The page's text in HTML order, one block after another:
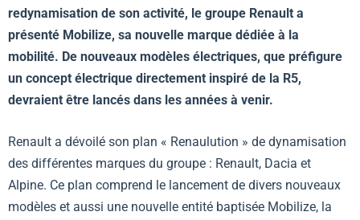
redynamisation de son activité, le groupe Renault a
présenté Mobilize, sa nouvelle marque dédiée à la
mobilité. De nouveaux modèles électriques, que préfigure
un concept électrique directement inspiré de la R5,
devraient être lancés dans les années à venir.
Renault a dévoilé son plan « Renaulution » de dynamisation
des différentes marques du groupe : Renault, Dacia et
Alpine. Ce plan comprend le lancement de divers nouveaux
modèles et aussi une nouvelle entité baptisée Mobilize, la